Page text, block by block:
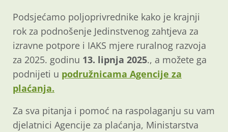
Podsjećamo poljoprivrednike kako je krajnji
rok za podnošenje Jedinstvenog zahtjeva za
izravne potpore i IAKS mjere ruralnog razvoja
za 2025. godinu 13. lipnja 2025., a možete ga
podnijeti u podružnicama Agencije za
plaćanja.
Za sva pitanja i pomoć na raspolaganju su vam
djelatnici Agencije za plaćanja, Ministarstva